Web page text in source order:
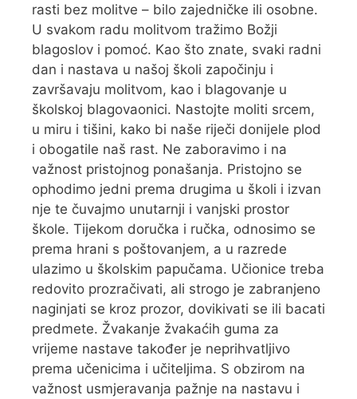
rasti bez molitve – bilo zajedničke ili osobne.
U svakom radu molitvom tražimo Božji
blagoslov i pomoć. Kao što znate, svaki radni
dan i nastava u našoj školi započinju i
završavaju molitvom, kao i blagovanje u
školskoj blagovaonici. Nastojte moliti srcem,
u miru i tišini, kako bi naše riječi donijele plod
i obogatile naš rast. Ne zaboravimo i na
važnost pristojnog ponašanja. Pristojno se
ophodimo jedni prema drugima u školi i izvan
nje te čuvajmo unutarnji i vanjski prostor
škole. Tijekom doručka i ručka, odnosimo se
prema hrani s poštovanjem, a u razrede
ulazimo u školskim papučama. Učionice treba
redovito prozračivati, ali strogo je zabranjeno
naginjati se kroz prozor, dovikivati se ili bacati
predmete. Žvakanje žvakaćih guma za
vrijeme nastave također je neprihvatljivo
prema učenicima i učiteljima. S obzirom na
važnost usmjeravanja pažnje na nastavu i